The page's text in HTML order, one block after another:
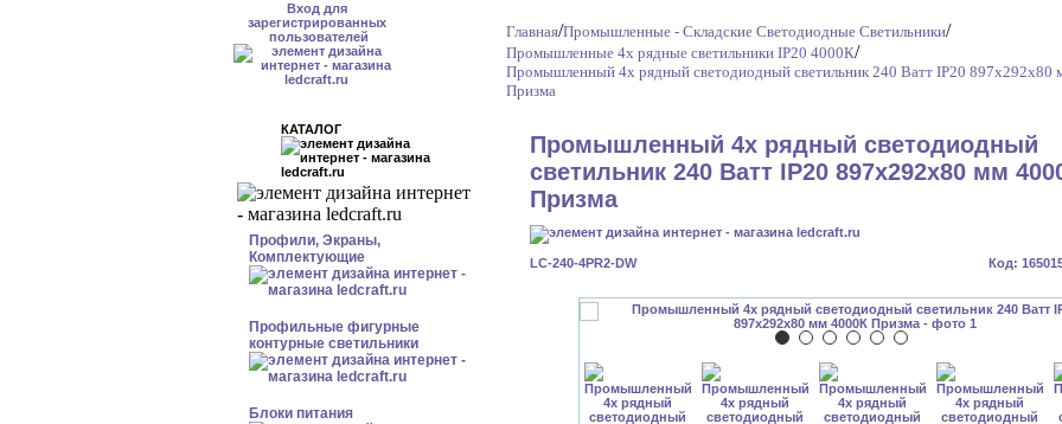
Вход для
зарегистрированных
пользователей
КАТАЛОГ
Профили, Экраны,
Комплектующие
Профильные фигурные
контурные светильники
Блоки питания
Главная/Промышленные - Складские Светодиодные Светильники/
Промышленные 4х рядные светильники IP20 4000К/
Промышленный 4х рядный светодиодный светильник 240 Ватт IP20 897х292х80
Призма
Промышленный 4х рядный светодиодный
светильник 240 Ватт IP20 897х292х80 мм
Призма
Код:
LC-240-4PR2-DW